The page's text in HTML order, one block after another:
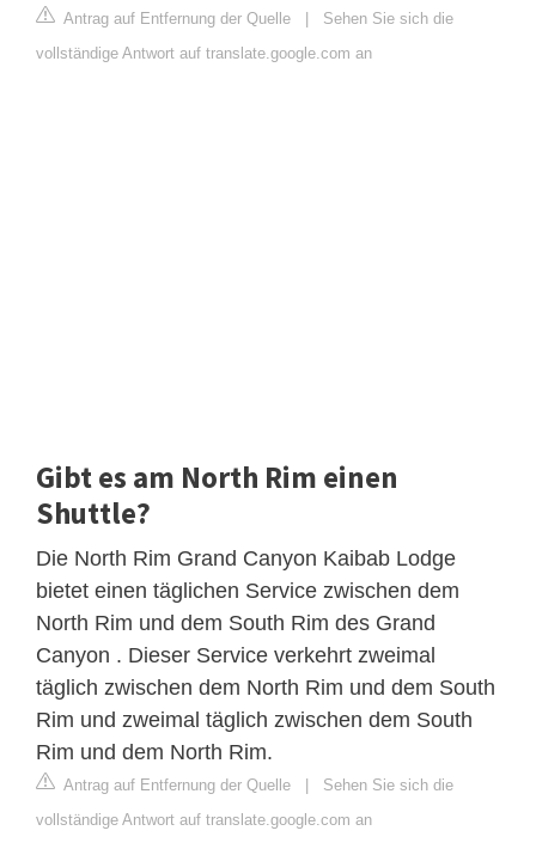
Antrag auf Entfernung der Quelle | Sehen Sie sich die
vollständige Antwort auf translate.google.com an
Gibt es am North Rim einen
Shuttle?
Die North Rim Grand Canyon Kaibab Lodge
bietet einen täglichen Service zwischen dem
North Rim und dem South Rim des Grand
Canyon . Dieser Service verkehrt zweimal
täglich zwischen dem North Rim und dem South
Rim und zweimal täglich zwischen dem South
Rim und dem North Rim.
Antrag auf Entfernung der Quelle | Sehen Sie sich die
vollständige Antwort auf translate.google.com an